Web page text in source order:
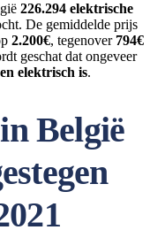
226.294 elektrische
De gemiddelde prijs
2.200€, tegenover 794€
geschat dat ongeveer
elektrisch is.
België